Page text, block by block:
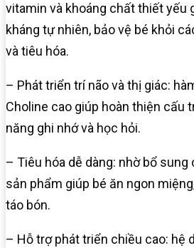
vitamin và khoáng chất thiết yếu
kháng tự nhiên, bảo vệ bé khỏi
và tiêu hóa.
– Phát triển trí não và thị giác:
Choline cao giúp hoàn thiện cấu
năng ghi nhớ và học hỏi.
– Tiêu hóa dễ dàng: nhờ bổ sung
sản phẩm giúp bé ăn ngon
táo bón.
– Hỗ trợ phát triển chiều cao: hệ